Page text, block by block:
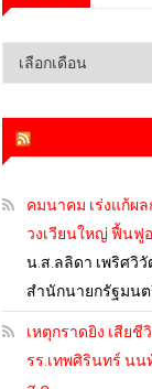
คลัง
คมนาคม เร่งแก้ผ
วงเวียนใหญ่ ฟื้นฟู
น.ส.ลลิดา เพริศวิ
สำนักนายกรัฐมนตรี
เหตุกราดยิง เสียชี
รร.เทพศิรินทร์ นน